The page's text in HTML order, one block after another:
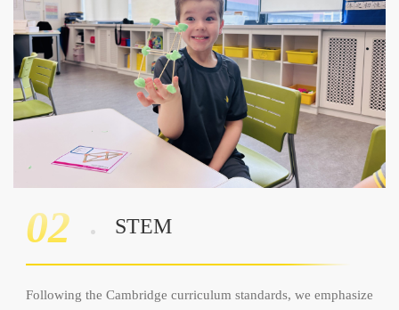
02 STEM
Following the Cambridge curriculum standards, we emphasize